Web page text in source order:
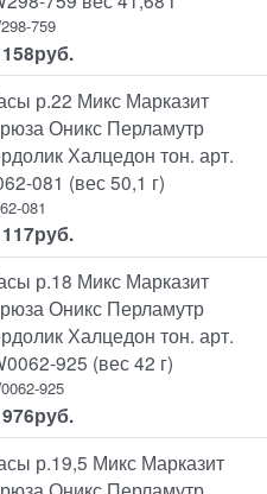
759
руб.
р.22 Микс Марказит
Оникс Перламутр
Халцедон тон. арт.
081 (вес 50,1 г)
081
руб.
р.18 Микс Марказит
Оникс Перламутр
Халцедон тон. арт.
925 (вес 42 г)
925
руб.
р.19,5 Микс Марказит